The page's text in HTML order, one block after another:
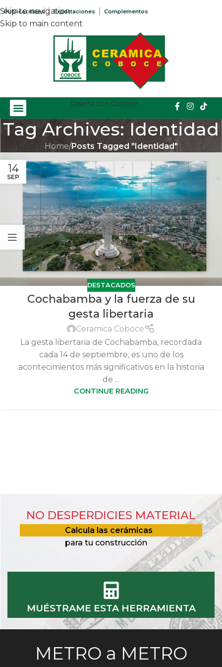
Skip to navigation
Skip to main content
Publicaciones Exportaciones Complementos
Diseña con Coboce
Tag Archives: Identidad
Home/Posts Tagged "Identidad"
14
SEP
DESTACADOS
Cochabamba y la fuerza de su
gesta libertaria
Ceramica Coboce
La gesta libertaria de Cochabamba, recordada
cada 14 de septiembre, es uno de los
acontecimientos más significativos en la historia
de ...
CONTINUE READING
NO DESPERDICIES MATERIAL
Calcula las cerámicas
para tu construcción
MUÉSTRAME ESTA HERRAMIENTA
METRO a METRO